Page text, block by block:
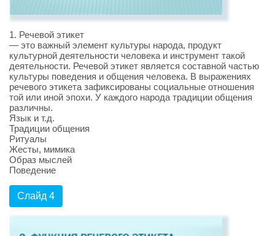
1. Речевой этикет
— это важный элемент культуры народа, продукт
культурной деятельности человека и инструмент такой
деятельности. Речевой этикет является составной частью
культуры поведения и общения человека. В выражениях
речевого этикета зафиксированы социальные отношения
той или иной эпохи. У каждого народа традиции общения
различны.
Язык и т.д.
Традиции общения
Ритуалы
Жесты, мимика
Образ мыслей
Поведение
Слайд 4